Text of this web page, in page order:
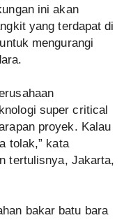
ini akan
yang terdapat di
mengurangi
super critical
proyek. Kalau
tolak,” kata
tertulisnya, Jakarta,
bakar batu bara